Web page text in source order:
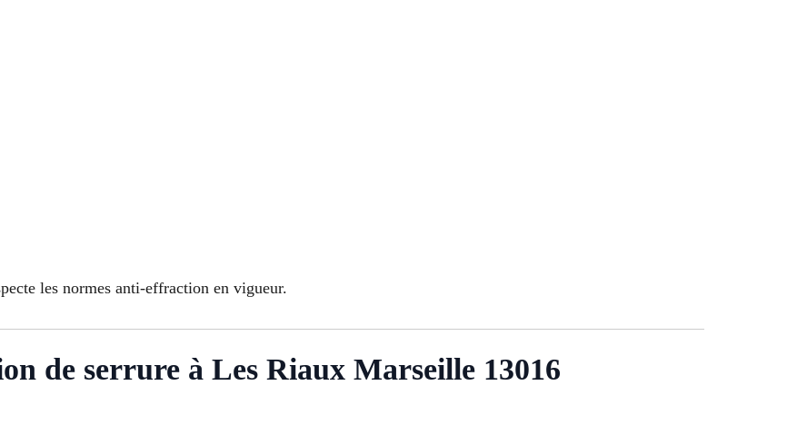
les normes anti-effraction en vigueur.
de serrure à Les Riaux Marseille 13016